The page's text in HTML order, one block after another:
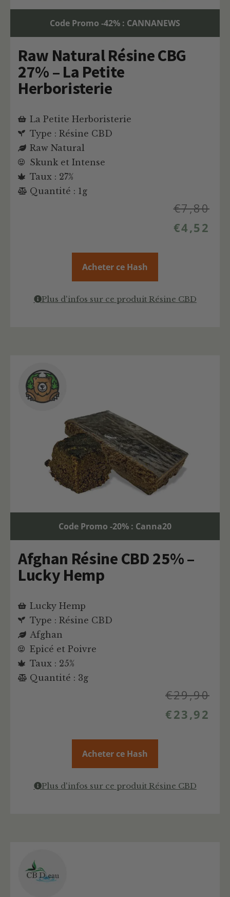
Code Promo -42% : CANNANEWS
Raw Natural Résine CBG
27% – La Petite
Herboristerie
La Petite Herboristerie
Type : Résine CBD
Raw Natural
Skunk et Intense
Taux : 27%
Quantité : 1g
€7,80
€4,52
Acheter ce Hash
Plus d'infos sur ce produit Résine CBD
Code Promo -20% : Canna20
Afghan Résine CBD 25% –
Lucky Hemp
Lucky Hemp
Type : Résine CBD
Afghan
Epicé et Poivre
Taux : 25%
Quantité : 3g
€29,90
€23,92
Acheter ce Hash
Plus d'infos sur ce produit Résine CBD